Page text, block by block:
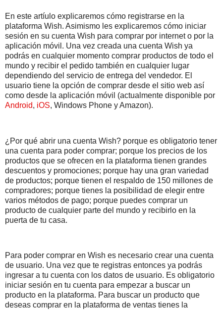
En este artíulo explicaremos cómo registrarse en la
plataforma Wish. Asimismo les explicaremos cómo iniciar
sesión en su cuenta Wish para comprar por internet o por la
aplicación móvil. Una vez creada una cuenta Wish ya
podrás en cualquier momento comprar productos de todo el
mundo y recibir el pedido también en cualquier lugar
dependiendo del servicio de entrega del vendedor. El
usuario tiene la opción de comprar desde el sitio web así
como desde la aplicación móvil (actualmente disponible por
Android, iOS, Windows Phone y Amazon).
¿Por qué abrir una cuenta Wish? porque es obligatorio tener
una cuenta para poder comprar; porque los precios de los
productos que se ofrecen en la plataforma tienen grandes
descuentos y promociones; porque hay una gran variedad
de productos; porque tienen el respaldo de 150 millones de
compradores; porque tienes la posibilidad de elegir entre
varios métodos de pago; porque puedes comprar un
producto de cualquier parte del mundo y recibirlo en la
puerta de tu casa.
Para poder comprar en Wish es necesario crear una cuenta
de usuario. Una vez que te registras entonces ya podrás
ingresar a tu cuenta con los datos de usuario. Es obligatorio
iniciar sesión en tu cuenta para empezar a buscar un
producto en la plataforma. Para buscar un producto que
deseas comprar en la plataforma de ventas tienes la